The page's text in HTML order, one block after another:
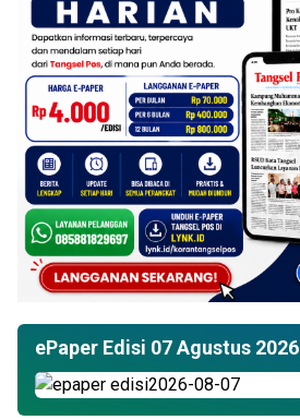
ePaper Edisi 07 Agustus 2026